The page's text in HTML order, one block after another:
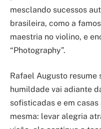
mesclando sucessos
brasileira, como a
maestria no violino, e
“Photography”.
Rafael Augusto resume
humildade vai adiante
sofisticadas e em casas
mesma: levar alegria